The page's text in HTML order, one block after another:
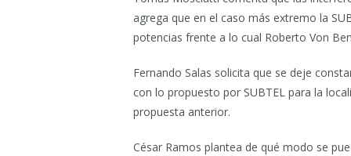
agrega que en el caso más extremo la
potencias frente a lo cual Roberto Von
Fernando Salas solicita que se deje
con lo propuesto por SUBTEL para la
propuesta anterior.
César Ramos plantea de qué modo se